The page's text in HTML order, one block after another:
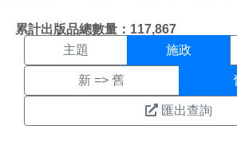
累計出版品總數量：117,867
施政搜尋結果頁
主題 施政
新 => 舊
匯出查詢